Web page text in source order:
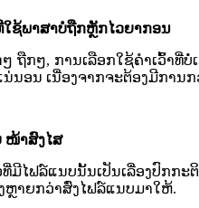
ໃຊ້​ພາສາ​ບໍ່ຖືກຫຼັກໄວຍາກອນ​
ຖືກ​ໆ​, ການ​ເລືອກ​ໃຊ້​ຄຳເວົ້າທີ່​
ນອນ​ ເນື່ອງ​ຈາກຈະຕ້ອງມີການ​
ໜ້າສົງໄ​ສ​
ທີ່​ມີ​ໄຟ​ລ໌​ແນບ​ນັ້ນ​ເປັນ​ເລື່ອງ​ປົກກ
ຫຼາຍກວ່າ​ສົ່ງ​ໄຟ​ລ໌​ແນບ​ມາ​ໃຫ້​.